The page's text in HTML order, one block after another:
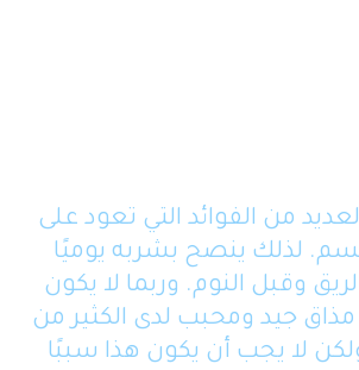
من الفوائد التي تعود على
لذلك ينصح بشربه يوميًا
وقبل النوم. وربما لا يكون
مذاق جيد ومحبب لدى الكثير من
لا يجب أن يكون هذا سببًا